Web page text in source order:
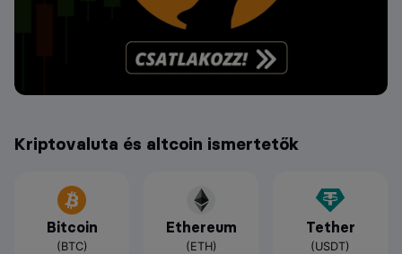
Kriptovaluta és altcoin ismertetők
Bitcoin
(BTC)
Ethereum
(ETH)
Tether
(USDT)